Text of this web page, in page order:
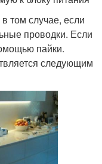
том случае, если
проводки. Если
пайки.
следующим